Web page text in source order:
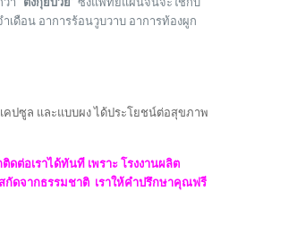
เดือน อาการร้อนวูบวาบ อาการท้องผูก
คปซูล และแบบผง ได้ประโยชน์ต่อสุขภาพ
ต่อเราได้ทันที เพราะ โรงงานผลิต
กัดจากธรรมชาติ เราให้คำปรึกษาคุณฟรี